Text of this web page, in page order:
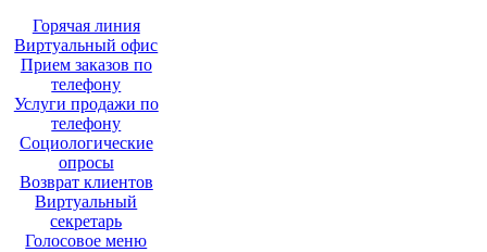
Горячая линия
Виртуальный офис
Прием заказов по
телефону
Услуги продажи по
телефону
Социологические
опросы
Возврат клиентов
Виртуальный
секретарь
Голосовое меню